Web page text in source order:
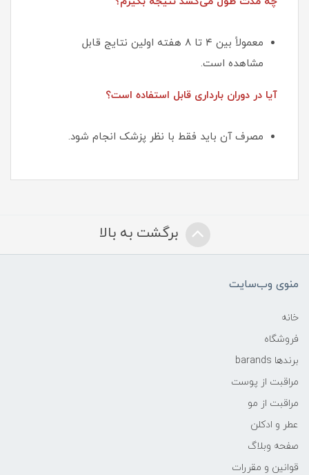
معمولاً بین ۴ تا ۸ هفته اولین نتایج قابل
مشاهده است.
آیا در دوران بارداری قابل استفاده است؟
مصرف آن باید فقط با نظر پزشک انجام شود.
برگشت به بالا
منوی وب‌سایت
خانه
فروشگاه
برندها barands
مراقبت از پوست
مراقبت از مو
عطر و ادکلن
صفحه وبلاگ
قوانین و مقررات